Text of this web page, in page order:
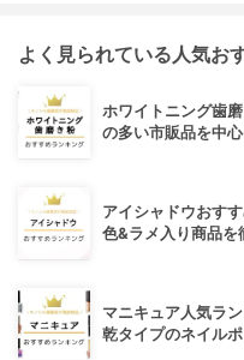
よく見られている人気お
ホワイトニング歯
の多い市販品を中
アイシャドウおす
色&ラメ入り商品を
マニキュア人気ラ
乾タイプのネイル